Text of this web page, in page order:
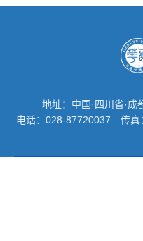
地址：中国·四川省·
电话：028-87720037
传真